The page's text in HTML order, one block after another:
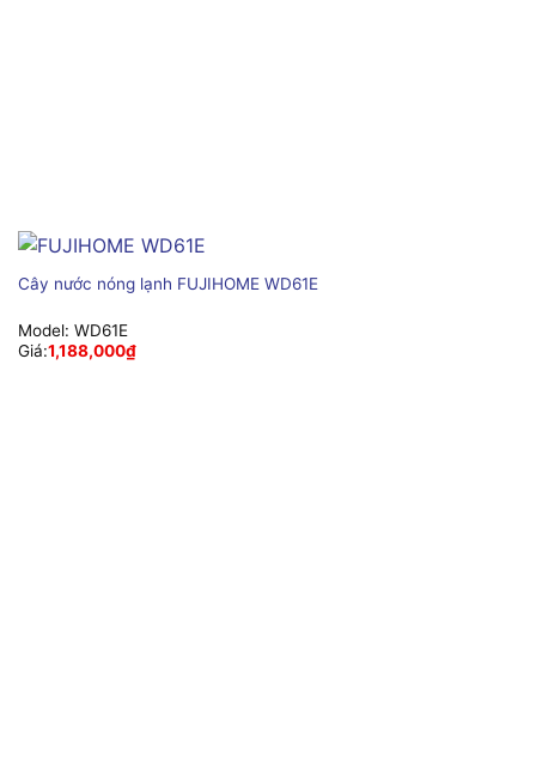
Cây nước nóng lạnh FUJIHOME WD61E
Model: WD61E
Giá:1,188,000₫